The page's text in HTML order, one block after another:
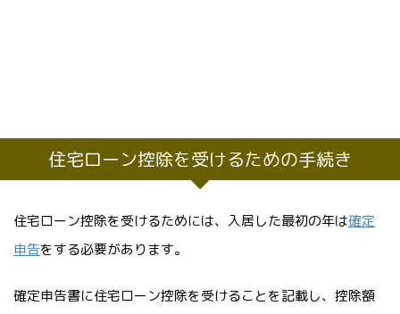
住宅ローン控除を受けるための手続き
住宅ローン控除を受けるためには、入居した最初の年は確定
申告をする必要があります。
確定申告書に住宅ローン控除を受けることを記載し、控除額